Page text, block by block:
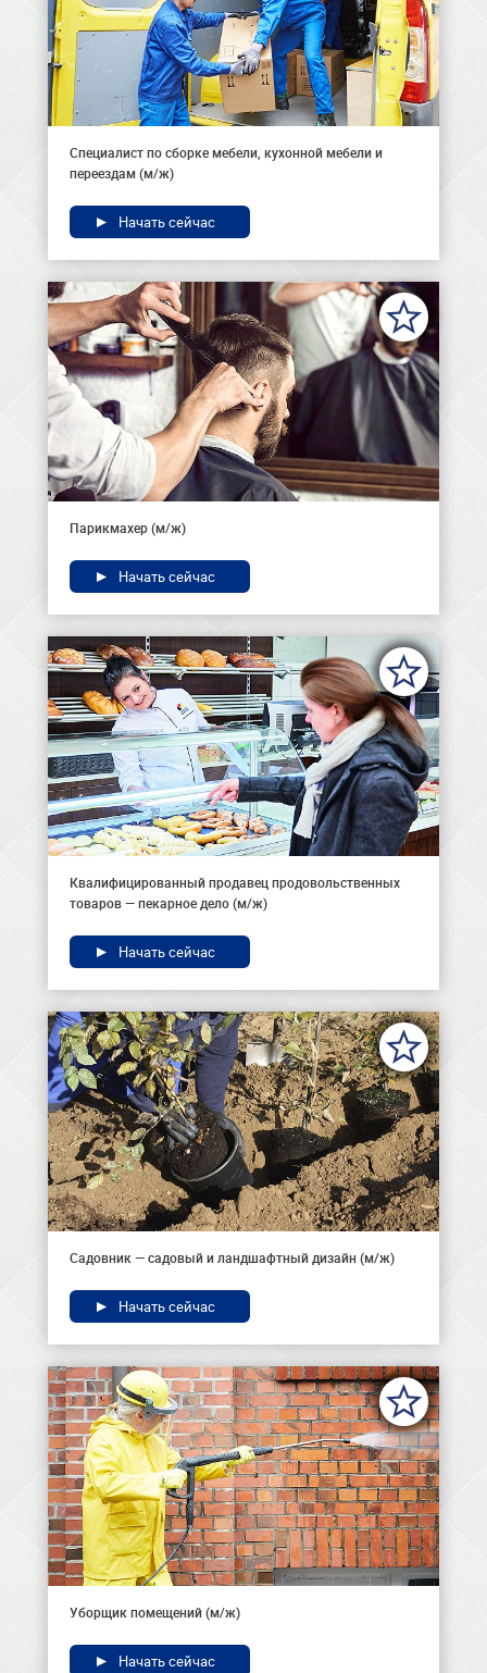
Специалист по сборке мебели, кухонной мебели и
переездам (м/ж)
Начать сейчас
Парикмахер (м/ж)
Начать сейчас
Квалифицированный продавец продовольственных
товаров — пекарное дело (м/ж)
Начать сейчас
Садовник — садовый и ландшафтный дизайн (м/ж)
Начать сейчас
Уборщик помещений (м/ж)
Начать сейчас